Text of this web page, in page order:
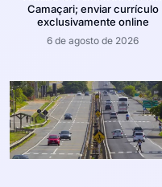
Camaçari; enviar currículo
exclusivamente online
6 de agosto de 2026